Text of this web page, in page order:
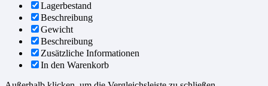
Lagerbestand
Beschreibung
Gewicht
Beschreibung
Zusätzliche Informationen
In den Warenkorb